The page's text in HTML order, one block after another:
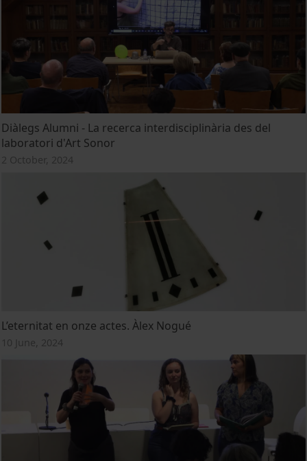
Diàlegs Alumni - La recerca interdisciplinària des del
laboratori d'Art Sonor
2 October, 2024
L’eternitat en onze actes. Àlex Nogué
10 June, 2024